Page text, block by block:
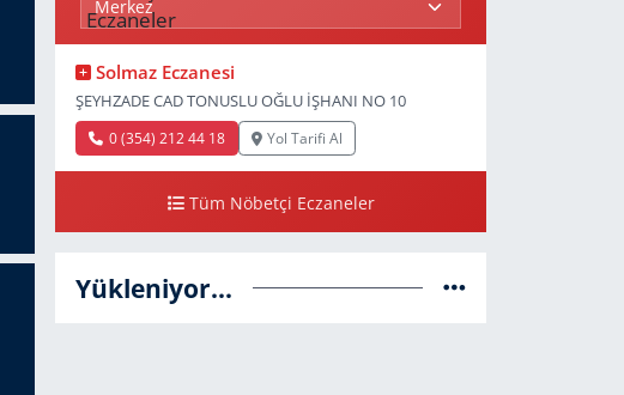
Solmaz Eczanesi
ŞEYHZADE CAD TONUSLU OĞLU İŞHANI NO 10
0 (354) 212 44 18 Yol Tarifi Al
Tüm Nöbetçi Eczaneler
Yükleniyor...